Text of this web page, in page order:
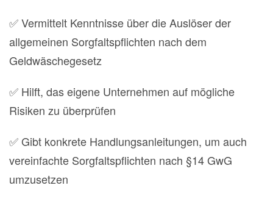
✅ Vermittelt Kenntnisse über die Auslöser der
allgemeinen Sorgfaltspflichten nach dem
Geldwäschegesetz
✅ Hilft, das eigene Unternehmen auf mögliche
Risiken zu überprüfen
✅ Gibt konkrete Handlungsanleitungen, um auch
vereinfachte Sorgfaltspflichten nach §14 GwG
umzusetzen